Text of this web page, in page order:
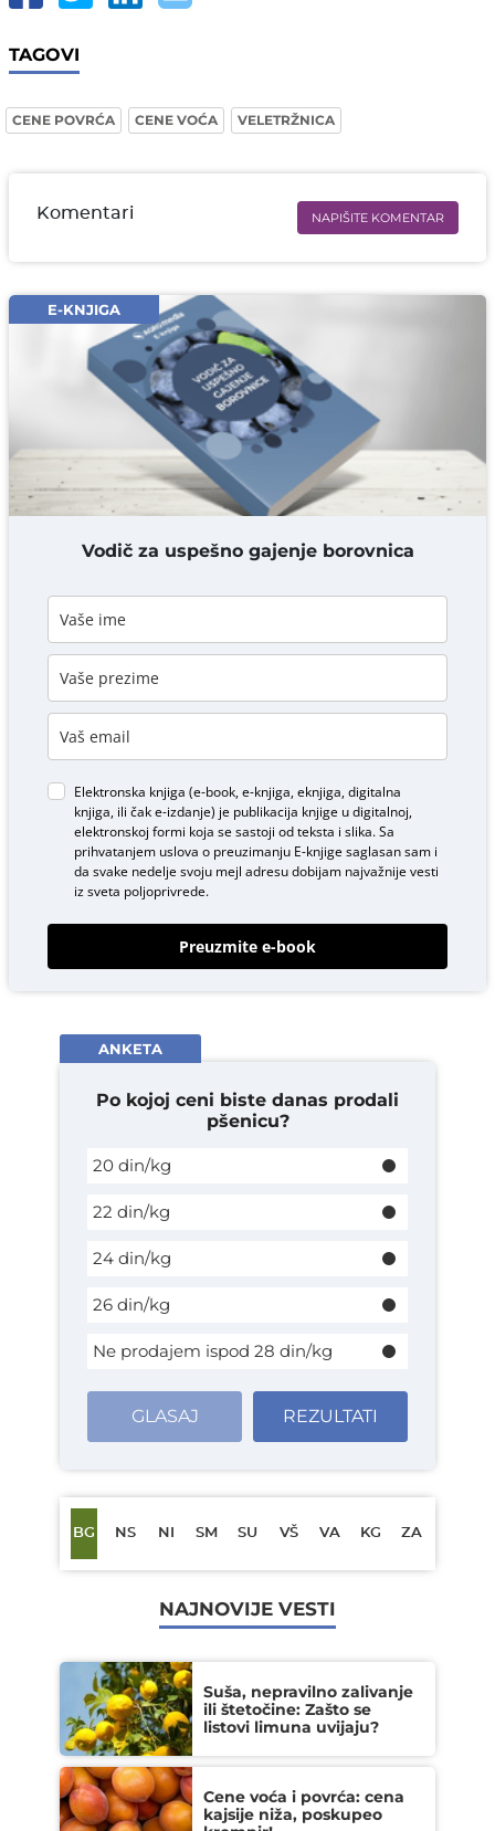
TAGOVI
CENE POVRĆA CENE VOĆA VELETRŽNICA
Komentari NAPIŠITE KOMENTAR
Email* obavezno
Komentar* obavezno
DODAJ KOMENTAR
E-KNJIGA
Vodič za uspešno gajenje borovnica
Elektronska knjiga (e-book, e-knjiga, eknjiga, digitalna
knjiga, ili čak e-izdanje) je publikacija knjige u digitalnoj,
elektronskoj formi koja se sastoji od teksta i slika. Sa
prihvatanjem uslova o preuzimanju E-knjigesaglasan sam i
da svake nedelje svoju mejl adresu dobijam najvažnije vesti
iz sveta poljoprivrede.
Preuzmite e-book
ANKETA
Po kojoj ceni biste danas prodali
pšenicu?
20 din/kg
22 din/kg
24 din/kg
26 din/kg
Ne prodajem ispod 28 din/kg
GLASAJ REZULTATI
BG NS NI SM SU VŠ VA KG ZA
NAJNOVIJE VESTI
Suša, nepravilno zalivanje
ili štetočine: Zašto se
listovi limuna uvijaju?
Cene voća i povrća: cena
kajsije niža, poskupeo